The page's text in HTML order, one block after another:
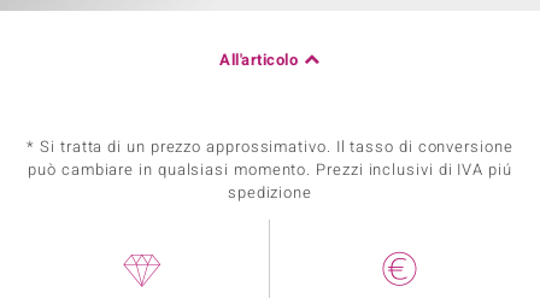
All'articolo
* Si tratta di un prezzo approssimativo. Il tasso di conversione
può cambiare in qualsiasi momento. Prezzi inclusivi di IVA piú
spedizione